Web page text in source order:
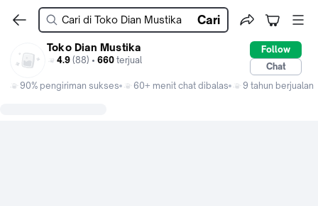
Cari
Toko Dian Mustika
4.9 (88) • 660 terjual
Follow
Chat
90% pengiriman sukses
60+ menit chat dibalas 9 tahun berjualan